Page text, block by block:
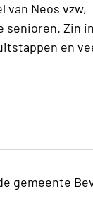
Neos vzw,
senioren. Zin in
en
gemeente